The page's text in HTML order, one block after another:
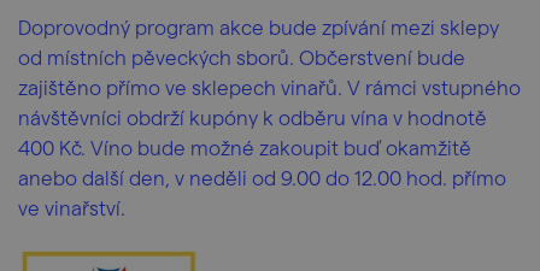
Doprovodný program akce bude zpívání mezi sklepy
od místních pěveckých sborů. Občerstvení bude
zajištěno přímo ve sklepech vinařů. V rámci vstupného
návštěvníci obdrží kupóny k odběru vína v hodnotě
400 Kč. Víno bude možné zakoupit buď okamžitě
anebo další den, v neděli od 9.00 do 12.00 hod. přímo
ve vinařství.